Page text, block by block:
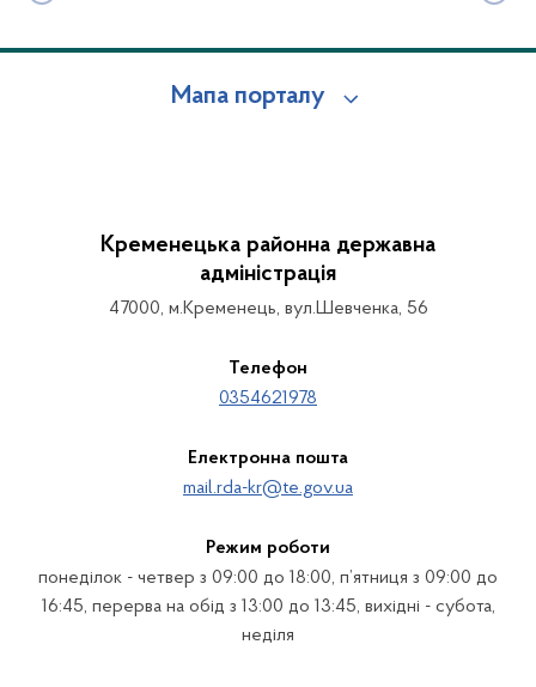
Мапа порталу
Кременецька районна державна
адміністрація
47000, м.Кременець, вул.Шевченка, 56
Телефон
0354621978
Електронна пошта
mail.rda-kr@te.gov.ua
Режим роботи
понеділок - четвер з 09:00 до 18:00, п’ятниця з 09:00 до
16:45, перерва на обід з 13:00 до 13:45, вихідні - субота,
неділя